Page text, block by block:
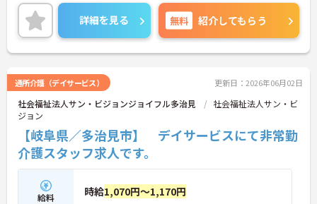
詳細を見る 無料 紹介してもらう
通所介護（デイサービス） 更新日：2026年06月02日
社会福祉法人サン・ビジョンジョイフル多治見
社会福祉法人サン・ビ
ジョン
【岐阜県／多治見市】 デイサービスにて非常勤
介護スタッフ求人です。
給料 時給1,070円～1,170円